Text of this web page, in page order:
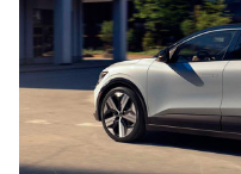
00:00 / 00:00